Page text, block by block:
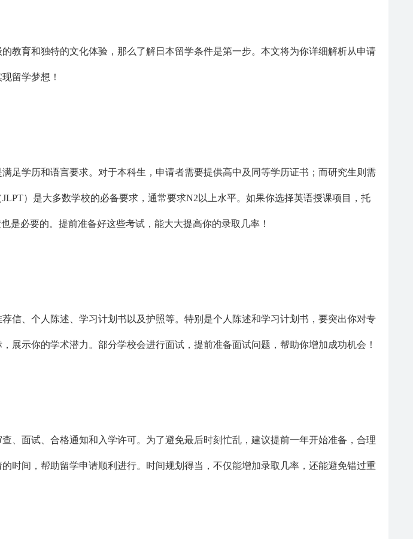
教育和独特的文化体验，那么了解日本留学条件是第一步。本文将为你详细解析从申请
留学梦想！
足学历和语言要求。对于本科生，申请者需要提供高中及同等学历证书；而研究生则需
）是大多数学校的必备要求，通常要求N2以上水平。如果你选择英语授课项目，托
是必要的。提前准备好这些考试，能大大提高你的录取几率！
信、个人陈述、学习计划书以及护照等。特别是个人陈述和学习计划书，要突出你对专
展示你的学术潜力。部分学校会进行面试，提前准备面试问题，帮助你增加成功机会！
、面试、合格通知和入学许可。为了避免最后时刻忙乱，建议提前一年开始准备，合理
时间，帮助留学申请顺利进行。时间规划得当，不仅能增加录取几率，还能避免错过重